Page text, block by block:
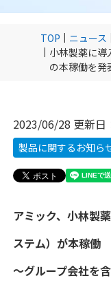
TOP ニュース
小林製薬に導
の本稼働を発
2023/06/28 更新日
製品に関するお知ら
アミック、小林製
ステム）が本稼働
～グループ会社を